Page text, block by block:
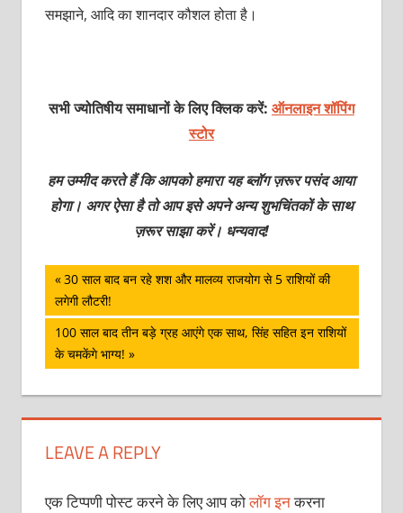
समझाने, आदि का शानदार कौशल होता है।
सभी ज्योतिषीय समाधानों के लिए क्लिक करें: ऑनलाइन शॉपिंग
स्टोर
हम उम्मीद करते हैं कि आपको हमारा यह ब्लॉग ज़रूर पसंद आया
होगा। अगर ऐसा है तो आप इसे अपने अन्य शुभचिंतकों के साथ
ज़रूर साझा करें। धन्यवाद!
पोस्ट
नेविगेशन
Previous
Post:
30 साल बाद बन रहे शश और मालव्य राजयोग से 5 राशियों की
लगेगी लौटरी!
Next
Post:
100 साल बाद तीन बड़े ग्रह आएंगे एक साथ, सिंह सहित इन राशियों
के चमकेंगे भाग्य!
LEAVE A REPLY
एक टिप्पणी पोस्ट करने के लिए आप कोलॉग इनकरना